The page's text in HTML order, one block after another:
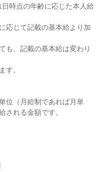
時点の年齢に応じた本人給
応じて記載の基本給より加
も、記載の基本給は変わり
す。
位（月給制であれば月単
される金額です。